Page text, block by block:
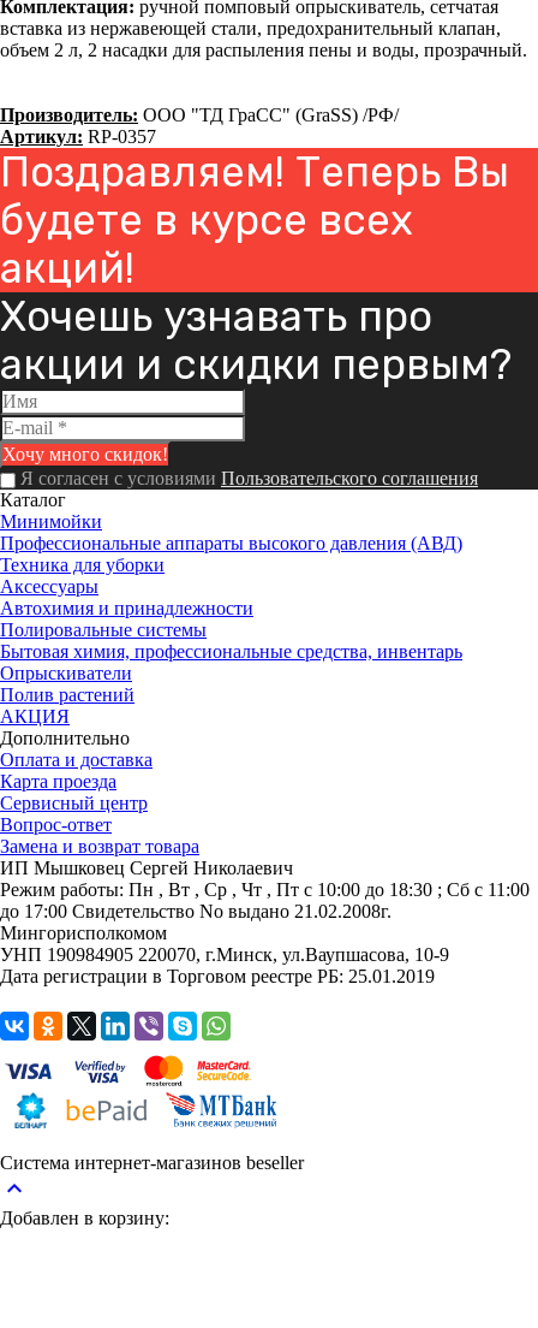
Комплектация: ручной помповый опрыскиватель, сетчатая
вставка из нержавеющей стали, предохранительный клапан,
объем 2 л, 2 насадки для распыления пены и воды, прозрачный.
Производитель: ООО "ТД ГраСС" (GraSS) /РФ/
Артикул: RP-0357
Поздравляем! Теперь Вы
будете в курсе всех
акций!
Хочешь узнавать про
акции и скидки первым?
Я согласен с условиями Пользовательского соглашения
Каталог
Минимойки
Профессиональные аппараты высокого давления (АВД)
Техника для уборки
Аксессуары
Автохимия и принадлежности
Полировальные системы
Бытовая химия, профессиональные средства, инвентарь
Опрыскиватели
Полив растений
АКЦИЯ
Дополнительно
Оплата и доставка
Карта проезда
Сервисный центр
Вопрос-ответ
Замена и возврат товара
ИП Мышковец Сергей Николаевич
Режим работы: Пн , Вт , Ср , Чт , Пт c 10:00 до 18:30 ; Сб c 11:00
до 17:00 Свидетельство No выдано 21.02.2008г.
Мингорисполкомом
УНП 190984905 220070, г.Минск, ул.Ваупшасова, 10-9
Дата регистрации в Торговом реестре РБ: 25.01.2019
Система интернет-магазинов beseller
keyboard_arrow_up
Добавлен в корзину: